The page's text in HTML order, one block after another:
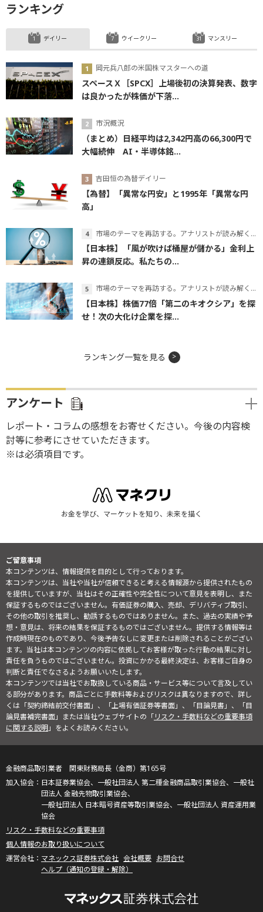
ランキング
デイリー
岡元兵八郎の米国株マスターへの道
スペースＸ［SPCX］上場後初の決算発表、数字
は良かったが株価が下落...
市況概況
（まとめ）日経平均は2,342円高の66,300円で
大幅続伸 AI・半導体銘...
吉田恒の為替デイリー
【為替】「異常な円安」と1995年「異常な円
高」
市場のテーマを再訪する。アナリストが読み解くテーマの本質
【日本株】「風が吹けば桶屋が儲かる」金利上
昇の連鎖反応。私たちの...
市場のテーマを再訪する。アナリストが読み解くテーマの本質
【日本株】株価77倍「第二のキオクシア」を探
せ！次の大化け企業を探...
ウイークリー マンスリー
ランキング一覧を見る
アンケート
レポート・コラムの感想をお寄せください。今後の内容検
討等に参考にさせていただきます。
※は必須項目です。
お金を学び、マーケットを知り、未来を描く
ご留意事項
本コンテンツは、情報提供を目的として行っております。
本コンテンツは、当社や当社が信頼できると考える情報源から提供されたもの
を提供していますが、当社はその正確性や完全性について意見を表明し、また
保証するものではございません。有価証券の購入、売却、デリバティブ取引、
その他の取引を推奨し、勧誘するものではありません。また、過去の実績や予
想・意見は、将来の結果を保証するものではございません。提供する情報等は
作成時現在のものであり、今後予告なしに変更または削除されることがござい
ます。当社は本コンテンツの内容に依拠してお客様が取った行動の結果に対し
責任を負うものではございません。投資にかかる最終決定は、お客様ご自身の
判断と責任でなさるようお願いいたします。
本コンテンツでは当社でお取扱している商品・サービス等について言及してい
る部分があります。商品ごとに手数料等およびリスクは異なりますので、詳し
くは「契約締結前交付書面」、「上場有価証券等書面」、「目論見書」、「目
論見書補完書面」または当社ウェブサイトの「リスク・手数料などの重要事項
に関する説明」をよくお読みください。
金融商品取引業者 関東財務局長（金商）第165号
日本証券業協会、一般社団法人 第二種金融商品取引業協会、一般社
団法人 金融先物取引業協会、
一般社団法人 日本暗号資産等取引業協会、一般社団法人 資産運用業
協会
リスク・手数料などの重要事項
個人情報のお取り扱いについて
マネックス証券株式会社 会社概要 お問合せ
ヘルプ（通知の登録・解除）